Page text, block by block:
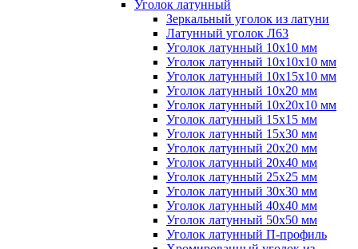
Уголок латунный
Зеркальный уголок из латуни
Латунный уголок Л63
Уголок латунный 10x10 мм
Уголок латунный 10x10x10 мм
Уголок латунный 10x15x10 мм
Уголок латунный 10x20 мм
Уголок латунный 10x20x10 мм
Уголок латунный 15x15 мм
Уголок латунный 15x30 мм
Уголок латунный 20x20 мм
Уголок латунный 20x40 мм
Уголок латунный 25x25 мм
Уголок латунный 30x30 мм
Уголок латунный 40x40 мм
Уголок латунный 50x50 мм
Уголок латунный П-профиль